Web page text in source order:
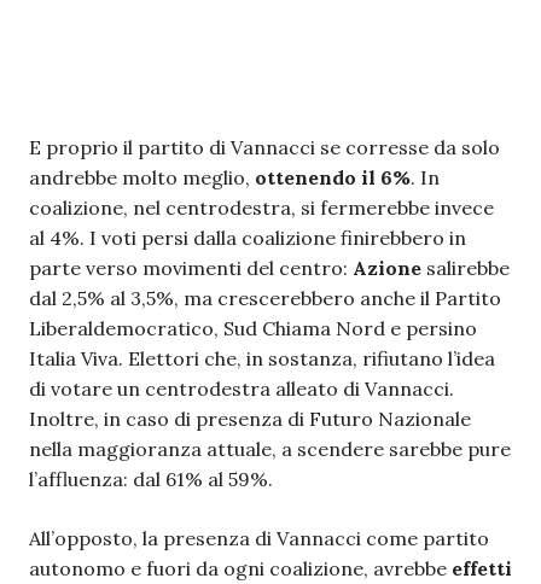
E proprio il partito di Vannacci se corresse da solo
andrebbe molto meglio, ottenendo il 6%. In
coalizione, nel centrodestra, si fermerebbe invece
al 4%. I voti persi dalla coalizione finirebbero in
parte verso movimenti del centro: Azione salirebbe
dal 2,5% al 3,5%, ma crescerebbero anche il Partito
Liberaldemocratico, Sud Chiama Nord e persino
Italia Viva. Elettori che, in sostanza, rifiutano l’idea
di votare un centrodestra alleato di Vannacci.
Inoltre, in caso di presenza di Futuro Nazionale
nella maggioranza attuale, a scendere sarebbe pure
l’affluenza: dal 61% al 59%.
All’opposto, la presenza di Vannacci come partito
autonomo e fuori da ogni coalizione, avrebbe effetti